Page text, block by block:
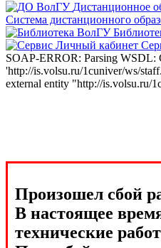
Дистанционное
Система дистанционного
SOAP-ERROR: Parsing WSDL:
'http://is.volsu.ru/1cuniver/ws/
external entity "http://is.volsu.ru/
Произошел сбой
В настоящее
технические